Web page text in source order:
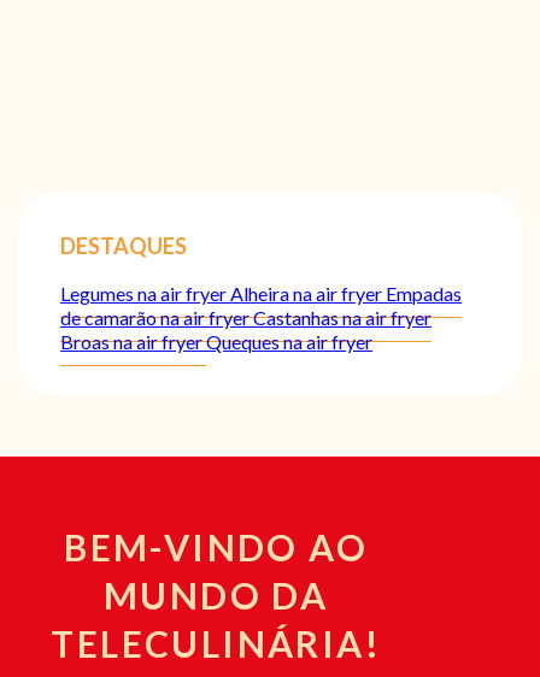
DESTAQUES
Legumes na air fryerAlheira na air fryer Empadas
de camarão na air fryerCastanhas na air fryer
Broas na air fryerQueques na air fryer
BEM-VINDO AO
MUNDO DA
TELECULINÁRIA!